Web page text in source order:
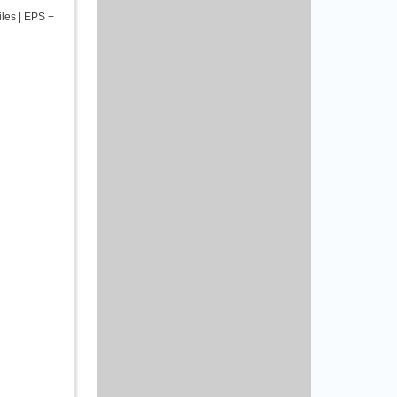
| EPS +